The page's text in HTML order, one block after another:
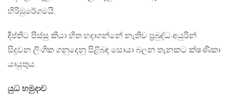
හිරිඹුරේගමයි.
දීප්තිට පිස්සු කියා හිත හදාගන්නේ නැතිව ප්‍රබුද්ධ අයුරින්
සිදුවන ලිංගික ගනුදෙනු පිළිබඳ සොයා බලන තැනකට ක්ෂණිකා
යායුතුය.
යුධ හමුදාව